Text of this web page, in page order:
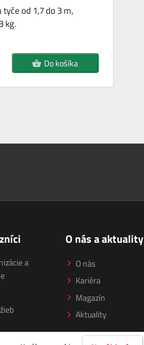
od 1,7 do 3 m,
kg.
Do košíka
a
O nás a aktuality
O nás
Kariéra
Magazín
Aktuality